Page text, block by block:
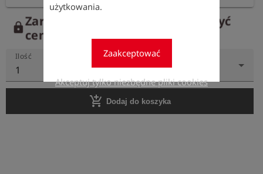
użytkowania.
Zaakceptować
Akceptuj tylko niezbędne pliki cookies
lockZarejestruj się teraz, aby zobaczyć
ceny.
Ilość
1
add_shopping_cart Dodaj do koszyka